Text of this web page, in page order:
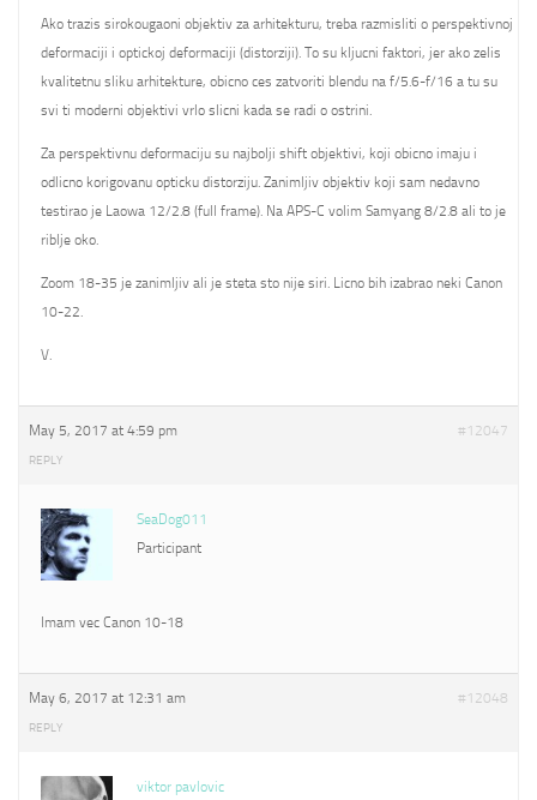
Ako trazis sirokougaoni objektiv za arhitekturu, treba razmisliti o perspektivnoj
deformaciji i optickoj deformaciji (distorziji). To su kljucni faktori, jer ako zelis
kvalitetnu sliku arhitekture, obicno ces zatvoriti blendu na f/5.6-f/16 a tu su
svi ti moderni objektivi vrlo slicni kada se radi o ostrini.
Za perspektivnu deformaciju su najbolji shift objektivi, koji obicno imaju i
odlicno korigovanu opticku distorziju. Zanimljiv objektiv koji sam nedavno
testirao je Laowa 12/2.8 (full frame). Na APS-C volim Samyang 8/2.8 ali to je
riblje oko.
Zoom 18-35 je zanimljiv ali je steta sto nije siri. Licno bih izabrao neki Canon
10-22.
V.
May 5, 2017 at 4:59 pm #12047
REPLY
SeaDog011
Participant
Imam vec Canon 10-18
May 6, 2017 at 12:31 am #12048
REPLY
viktor pavlovic